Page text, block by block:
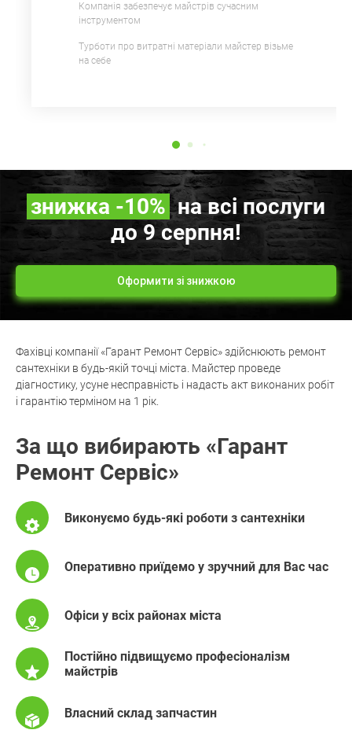
Компанія забезпечує майстрів сучасним
інструментом
Турботи про витратні матеріали майстер візьме
на себе
знижка -10% на всі послуги
до 9 серпня!
Оформити зі знижкою
Фахівці компанії «Гарант Ремонт Сервіс» здійснюють ремонт
сантехніки в будь-якій точці міста. Майстер проведе
діагностику, усуне несправність і надасть акт виконаних робіт
і гарантію терміном на 1 рік.
За що вибирають «Гарант
Ремонт Сервіс»
Виконуємо будь-які роботи з сантехніки
Оперативно приїдемо у зручний для Вас час
Офіси у всіх районах міста
Постійно підвищуємо професіоналізм
майстрів
Власний склад запчастин